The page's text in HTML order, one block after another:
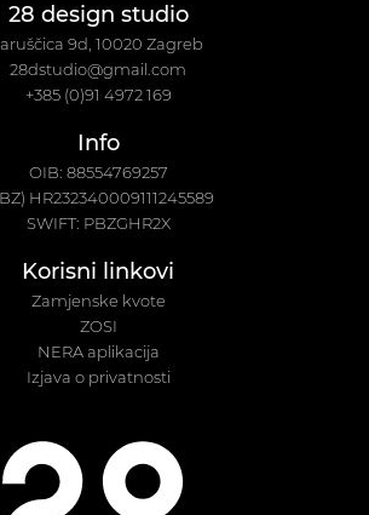
28 design studio
9d, 10020 Zagreb
28dstudio@gmail.com
+385 (0)91 4972 169
Info
OIB: 88554769257
HR232340009111245589
SWIFT: PBZGHR2X
Korisni linkovi
Zamjenske kvote
ZOSI
NERA aplikacija
Izjava o privatnosti